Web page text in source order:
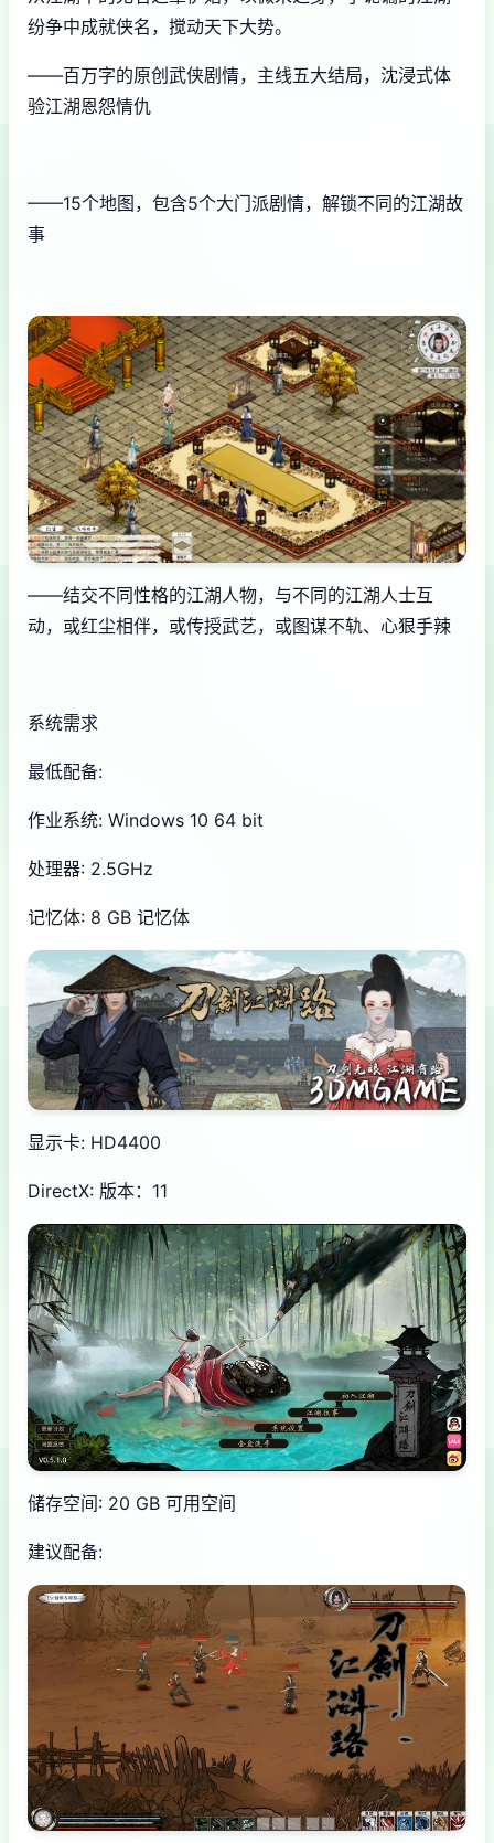
纷争中成就侠名，搅动天下大势。
——百万字的原创武侠剧情，主线五大结局，沈浸式体
验江湖恩怨情仇
——15个地图，包含5个大门派剧情，解锁不同的江湖故
事
——结交不同性格的江湖人物，与不同的江湖人士互
动，或红尘相伴，或传授武艺，或图谋不轨、心狠手辣
系统需求
最低配备:
作业系统: Windows 10 64 bit
处理器: 2.5GHz
记忆体: 8 GB 记忆体
显示卡: HD4400
DirectX: 版本：11
储存空间: 20 GB 可用空间
建议配备: